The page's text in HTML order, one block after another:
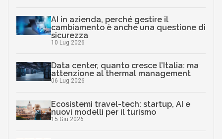
AI in azienda, perché gestire il
cambiamento è anche una questione di
sicurezza
10 Lug 2026
Data center, quanto cresce l’Italia: ma
attenzione al thermal management
06 Lug 2026
Ecosistemi travel-tech: startup, AI e
nuovi modelli per il turismo
15 Giu 2026